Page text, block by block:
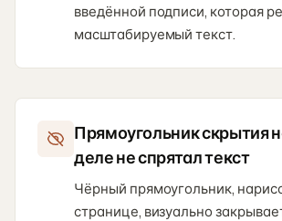
введённой подписи, которая
масштабируемый текст.
Прямоугольник скрытия
деле не спрятал текст
Чёрный прямоугольник,
странице, визуально